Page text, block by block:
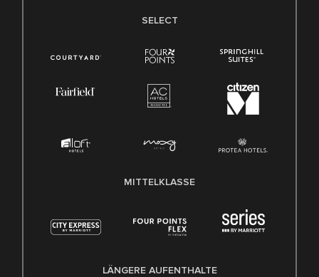
SELECT
MITTELKLASSE
LÄNGERE AUFENTHALTE